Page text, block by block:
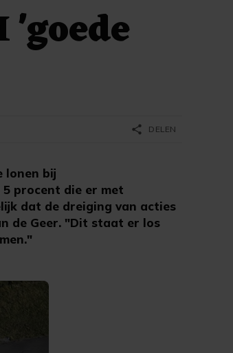
lonen bij
procent die er met
dat de dreiging van acties
de Geer. "Dit staat er los
share DELEN